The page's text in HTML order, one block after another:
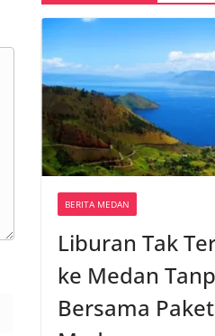
BERITA MEDAN
Liburan Tak
ke Medan
Bersama